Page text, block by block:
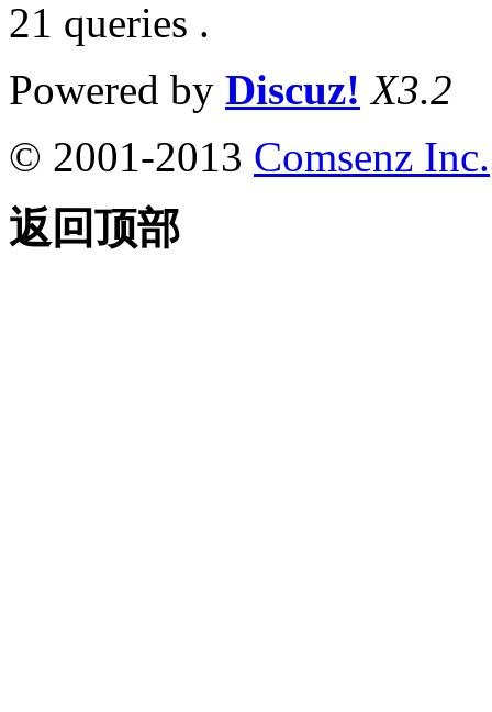
21 queries .
Powered by Discuz! X3.2
© 2001-2013 Comsenz Inc.
返回顶部